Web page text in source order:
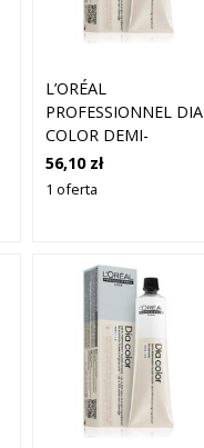
L’ORÉAL
PROFESSIONNEL DIA
COLOR DEMI-
PERMANENTNA
FARBA DO WŁOSÓW
BLONDE 60 ML
56,10 zł
1 oferta